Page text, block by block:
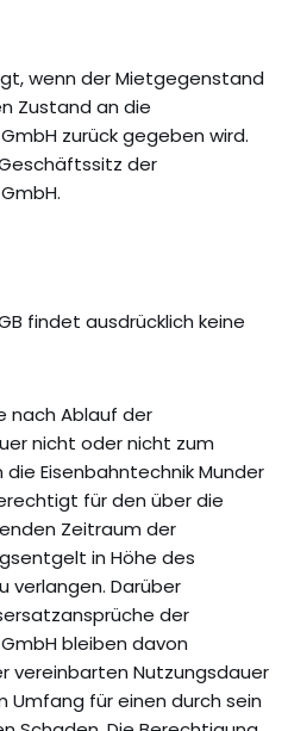
wenn der Mietgegenstand
Zustand an die
zurück gegeben wird.
der
findet ausdrücklich keine
nach Ablauf der
nicht oder nicht zum
Eisenbahntechnik Munder
für den über die
Zeitraum der
in Höhe des
verlangen. Darüber
der
bleiben davon
vereinbarten Nutzungsdauer
für einen durch sein